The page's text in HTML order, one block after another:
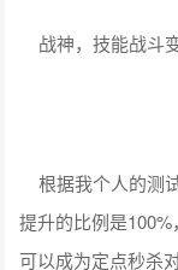
战神，技能战斗
根据我个人的测
提升的比例是100%
可以成为定点秒杀